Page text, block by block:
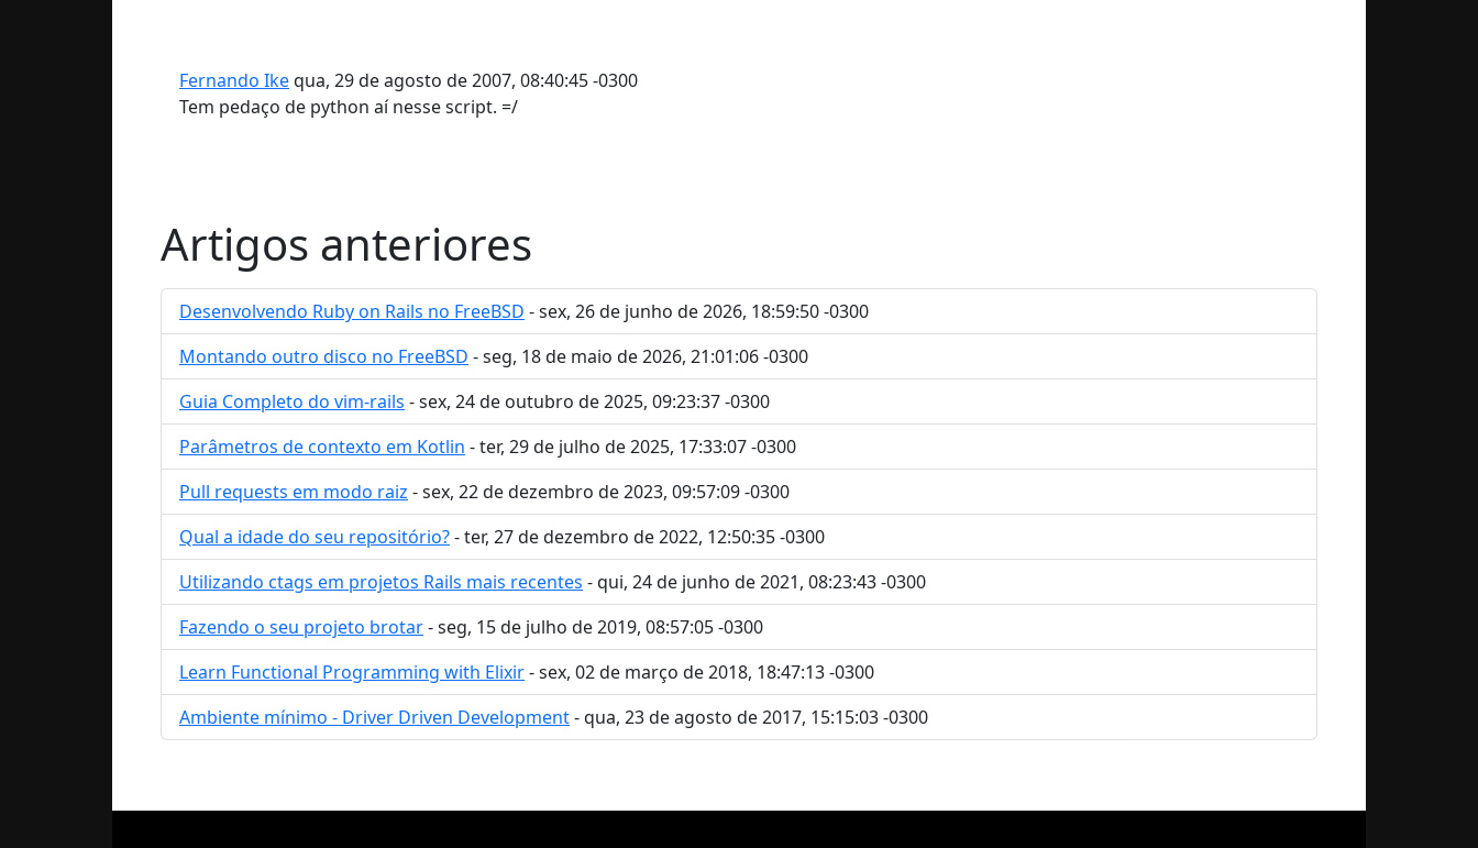
Fernando Ikequa, 29 de agosto de 2007, 08:40:45 -0300
Tem pedaço de python aí nesse script. =/
Artigos anteriores
Desenvolvendo Ruby on Rails no FreeBSD - sex, 26 de junho de 2026, 18:59:50 -0300
Montando outro disco no FreeBSD - seg, 18 de maio de 2026, 21:01:06 -0300
Guia Completo do vim-rails - sex, 24 de outubro de 2025, 09:23:37 -0300
Parâmetros de contexto em Kotlin - ter, 29 de julho de 2025, 17:33:07 -0300
Pull requests em modo raiz - sex, 22 de dezembro de 2023, 09:57:09 -0300
Qual a idade do seu repositório?- ter, 27 de dezembro de 2022, 12:50:35 -0300
Utilizando ctags em projetos Rails mais recentes - qui, 24 de junho de 2021, 08:23:43 -0300
Fazendo o seu projeto brotar- seg, 15 de julho de 2019, 08:57:05 -0300
Learn Functional Programming with Elixir- sex, 02 de março de 2018, 18:47:13 -0300
Ambiente mínimo - Driver Driven Development- qua, 23 de agosto de 2017, 15:15:03 -0300